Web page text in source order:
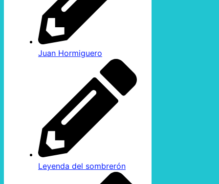
Juan Hormiguero
Leyenda del sombrerón